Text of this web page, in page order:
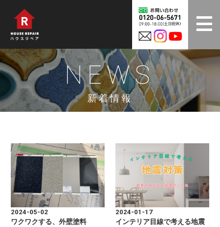
NEWS
新着情報
2024-05-02
ワクワクする、外壁塗料
2024-01-17
インテリア目線で考える地震